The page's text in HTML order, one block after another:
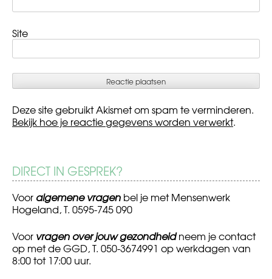
Site
Deze site gebruikt Akismet om spam te verminderen.
Bekijk hoe je reactie gegevens worden verwerkt.
DIRECT IN GESPREK?
Voor algemene vragen bel je met Mensenwerk
Hogeland, T. 0595-745 090
Voor vragen over jouw gezondheidneem je contact
op met de GGD, T. 050-3674991 op werkdagen van
8:00 tot 17:00 uur.